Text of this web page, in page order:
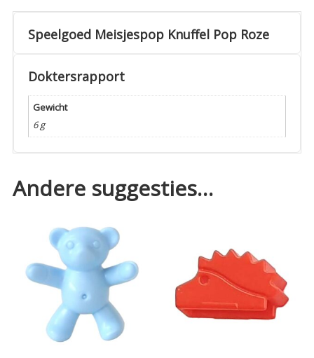
Speelgoed Meisjespop Knuffel Pop Roze
Doktersrapport
Gewicht
6 g
Andere suggesties…